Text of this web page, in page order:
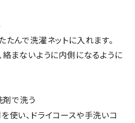
たんで洗濯ネットに入れます。
絡まないように内側になるように
で洗う
使い、ドライコースや手洗いコ